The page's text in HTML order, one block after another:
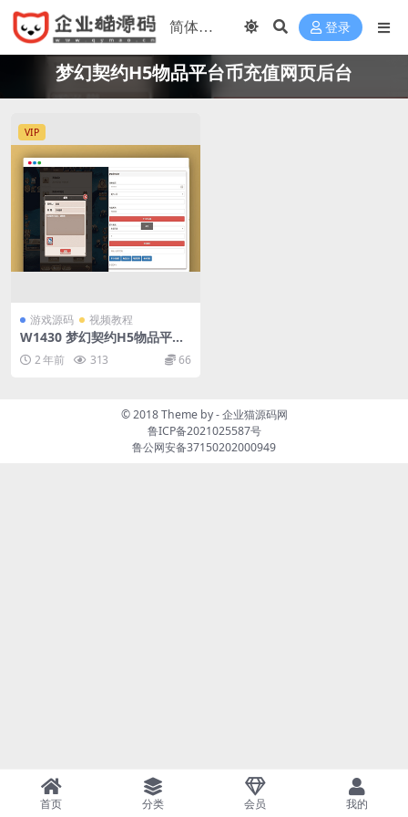
登录
梦幻契约H5物品平台币充值网页后台
VIP
游戏源码 视频教程
W1430 梦幻契约H5物品平台
币充值网页后台_视频教程
2 年前 313 66
© 2018 Theme by -企业猫源码网
鲁ICP备2021025587号
鲁公网安备37150202000949
首页 分类 会员 我的